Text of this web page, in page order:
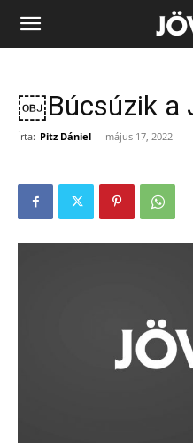
Jövő
￼Búcsúzik a
Írta: Pitz Dániel - május 17, 2022